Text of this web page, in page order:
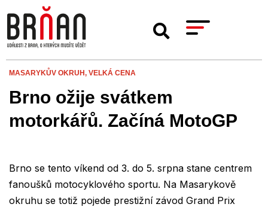
MASARYKŮV OKRUH, VELKÁ CENA
Brno ožije svátkem
motorkářů. Začíná MotoGP
Brno se tento víkend od 3. do 5. srpna stane centrem
fanoušků motocyklového sportu. Na Masarykově
okruhu se totiž pojede prestižní závod Grand Prix